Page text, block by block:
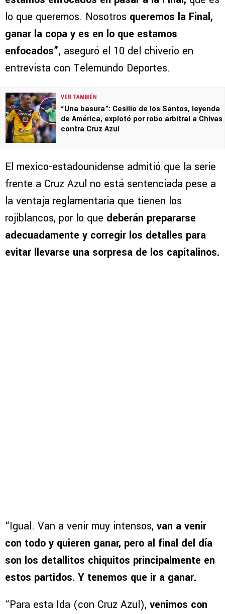
lo que queremos. Nosotros queremos la Final,
ganar la copa y es en lo que estamos
enfocados”, aseguró el 10 del chiverío en
entrevista con Telemundo Deportes.
VER TAMBIÉN
“Una basura”: Cesilio de los Santos, leyenda
de América, explotó por robo arbitral a Chivas
contra Cruz Azul
El mexico-estadounidense admitió que la serie
frente a Cruz Azul no está sentenciada pese a
la ventaja reglamentaria que tienen los
rojiblancos, por lo que deberán prepararse
adecuadamente y corregir los detalles para
evitar llevarse una sorpresa de los capitalinos.
“Igual. Van a venir muy intensos, van a venir
con todo y quieren ganar, pero al final del día
son los detallitos chiquitos principalmente en
estos partidos. Y tenemos que ir a ganar.
“Para esta Ida (con Cruz Azul), venimos con